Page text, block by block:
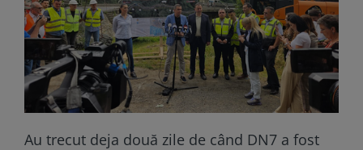
Au trecut deja două zile de când DN7 a fost